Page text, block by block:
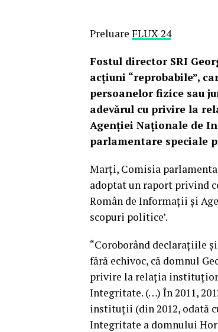
Preluare FLUX 24
Fostul director SRI
acţiuni “reprobabile”,
persoanelor fizice sau
adevărul cu privire la
Agenţiei Naţionale de
parlamentare speciale
Marţi, Comisia
adoptat un raport privind
Român de Informaţii şi
scopuri politice’.
“Coroborând declaraţiile
fără echivoc, că domnul
privire la relaţia
Integritate. (…) În 2011,
instituţii (din 2012, odată
Integritate a domnului